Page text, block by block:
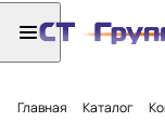
Главная Каталог